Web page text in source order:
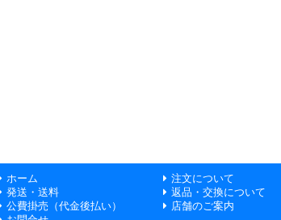
ホーム
注文について
発送・送料
返品・交換について
公費掛売（代金後払い）
店舗のご案内